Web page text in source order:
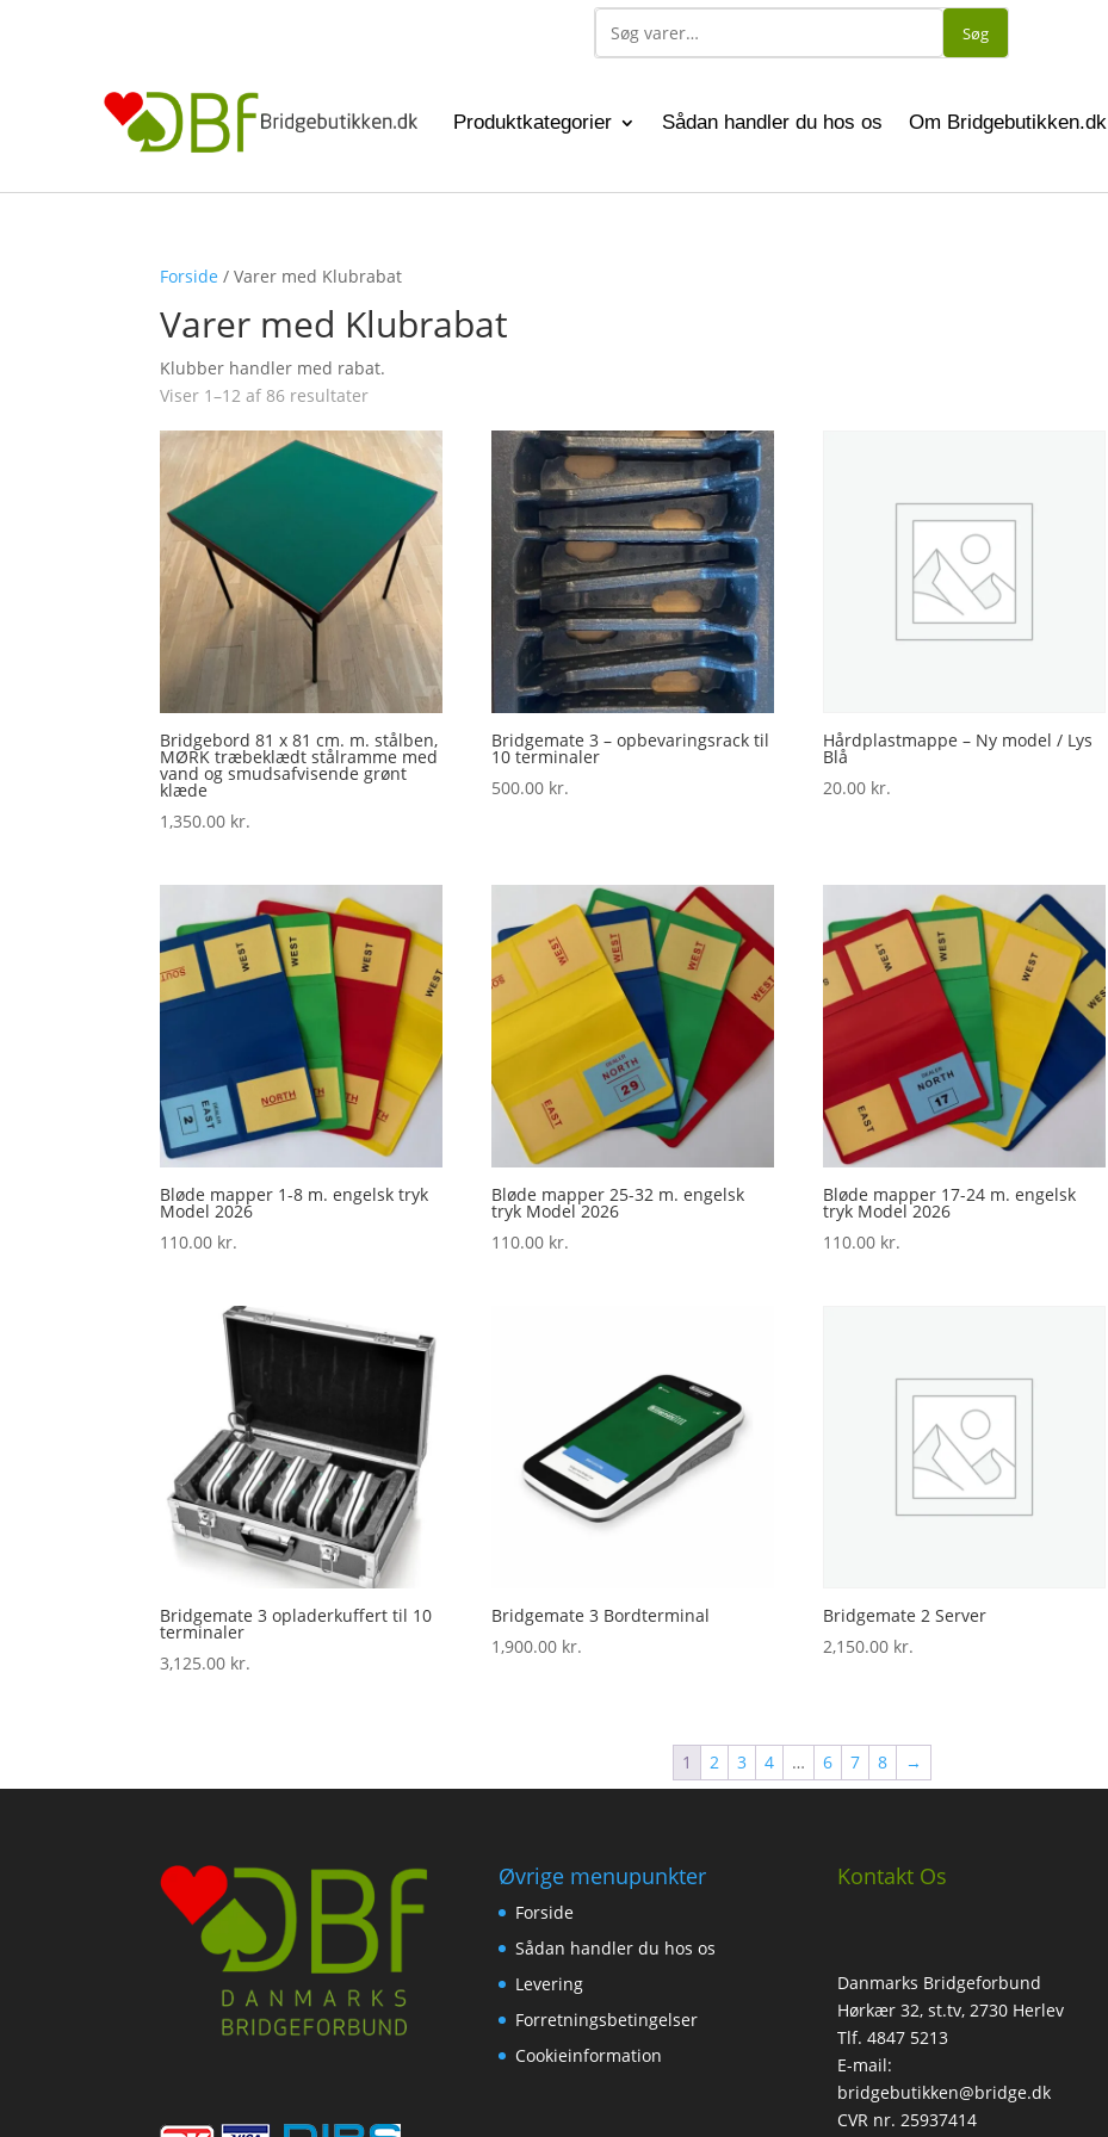
Søg
Produktkategorier Sådan handler du hos os Om Bridgebutikken.dk
Forside / Varer med Klubrabat
Varer med Klubrabat
Klubber handler med rabat.
Viser 1–12 af 86 resultaterSorteret
seneste
Bridgebord 81 x 81 cm. m. stålben,
MØRK træbeklædt stålramme med
vand og smudsafvisende grønt
klæde
1,350.00 kr.
Bridgemate 3 – opbevaringsrack til
10 terminaler
500.00 kr.
Hårdplastmappe – Ny model / Lys
Blå
20.00 kr.
Bløde mapper 1-8 m. engelsk tryk
Model 2026
110.00 kr.
Bløde mapper 25-32 m. engelsk
tryk Model 2026
110.00 kr.
Bløde mapper 17-24 m. engelsk
tryk Model 2026
110.00 kr.
Bridgemate 3 opladerkuffert til 10
terminaler
3,125.00 kr.
Bridgemate 3 Bordterminal
1,900.00 kr.
Bridgemate 2 Server
2,150.00 kr.
1 2 3 4 … 6 7 8 →
Øvrige menupunkter
Forside
Sådan handler du hos os
Levering
Forretningsbetingelser
Cookieinformation
Kontakt Os
Danmarks Bridgeforbund
Hørkær 32, st.tv, 2730 Herlev
Tlf. 4847 5213
E-mail:
bridgebutikken@bridge.dk
CVR nr. 25937414